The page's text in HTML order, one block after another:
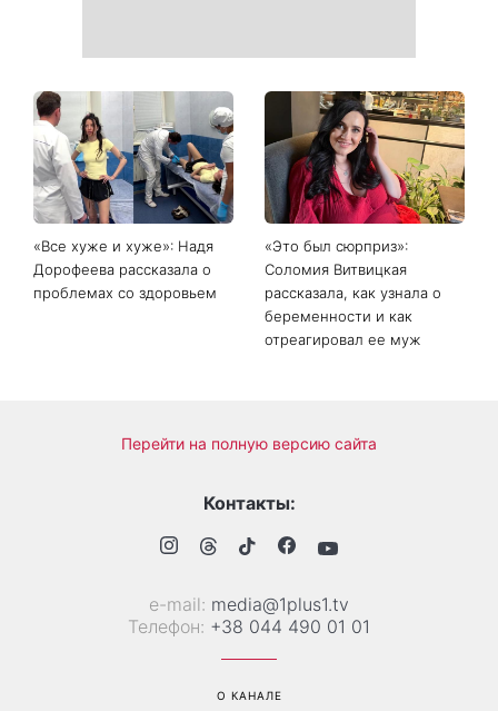
«Все хуже и хуже»: Надя
Дорофеева рассказала о
проблемах со здоровьем
«Это был сюрприз»:
Соломия Витвицкая
рассказала, как узнала о
беременности и как
отреагировал ее муж
Перейти на полную версию сайта
Контакты:
е-mail: media@1plus1.tv
Телефон: +38 044 490 01 01
О КАНАЛЕ